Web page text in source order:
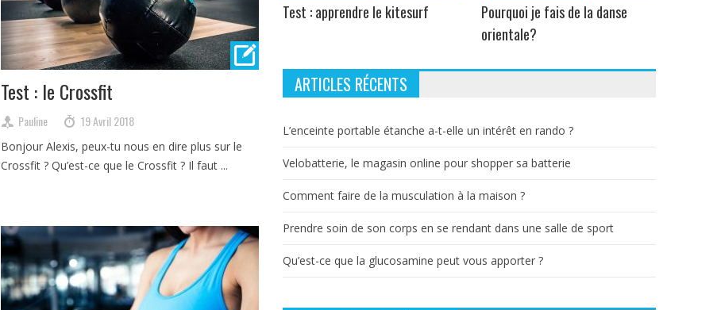
Test : le Crossfit
Pauline 19 Avril 2018
Bonjour Alexis, peux-tu nous en dire plus sur le
Crossfit ? Qu’est-ce que le Crossfit ? Il faut ...
Test : apprendre le kitesurf
Pourquoi je fais de la danse
orientale?
ARTICLES RÉCENTS
L’enceinte portable étanche a-t-elle un intérêt en rando ?
Velobatterie, le magasin online pour shopper sa batterie
Comment faire de la musculation à la maison ?
Prendre soin de son corps en se rendant dans une salle de sport
Qu’est-ce que la glucosamine peut vous apporter ?